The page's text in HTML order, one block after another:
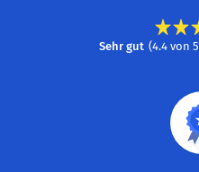
Sehr gut (4.4 von 5